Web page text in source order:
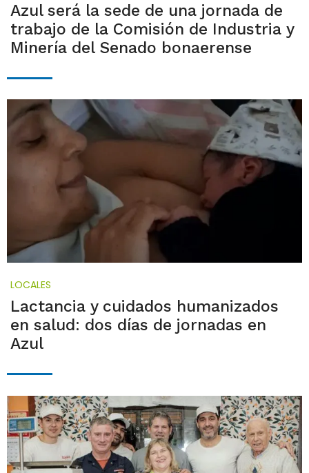
Azul será la sede de una jornada de
trabajo de la Comisión de Industria y
Minería del Senado bonaerense
LOCALES
Lactancia y cuidados humanizados
en salud: dos días de jornadas en
Azul